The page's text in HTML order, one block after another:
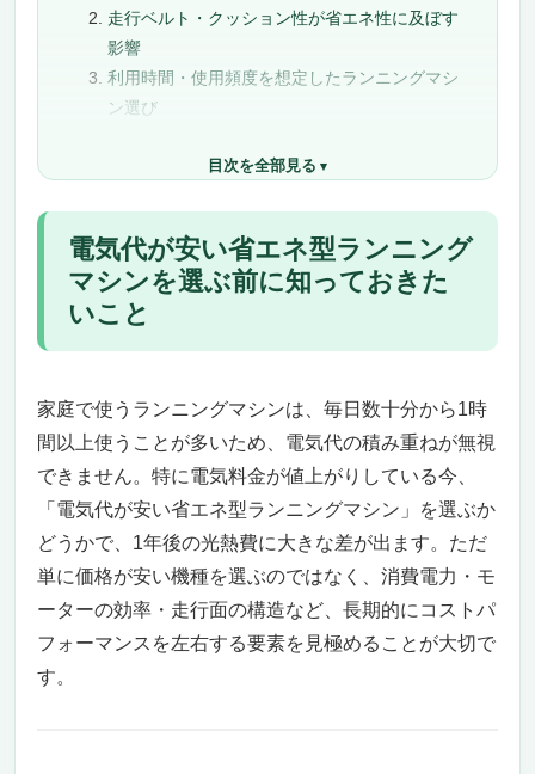
走行ベルト・クッション性が省エネ性に及ぼす
影響
利用時間・使用頻度を想定したランニングマシ
ン選び
長期的なコストを見据えたメンテナンス性の確
費電力＋使用環境＋機能バランス」
電気代が安い省エネ型ランニングマシンおすすめ
21選
TOPUTURE ルームランナー｜電気代が安い省
省エネ設計で長時間使っても安心できるスマ
ートトレッドミル
傾斜調整や2in1機能で幅広い運動強度に対応
LEDディスプレイとアプリ連動でデータ管理
静音・衝撃吸収設計で家庭やオフィスでも快
適
組み立て不要・省スペースでライフスタイル
に溶け込む
目次を全部見る
電気代が安い省エネ型ランニング
マシンを選ぶ前に知っておきた
いこと
家庭で使うランニングマシンは、毎日数十分から1時
間以上使うことが多いため、電気代の積み重ねが無視
できません。特に電気料金が値上がりしている今、
「電気代が安い省エネ型ランニングマシン」を選ぶか
どうかで、1年後の光熱費に大きな差が出ます。ただ
単に価格が安い機種を選ぶのではなく、消費電力・モ
ーターの効率・走行面の構造など、長期的にコストパ
フォーマンスを左右する要素を見極めることが大切で
す。